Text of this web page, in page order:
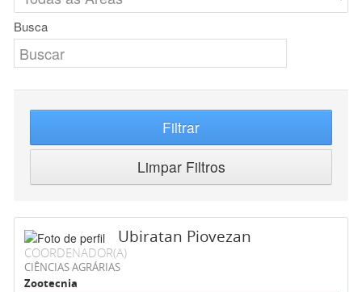
Busca
Filtrar
Limpar Filtros
Ubiratan Piovezan
COORDENADOR(A)
CIÊNCIAS AGRÁRIAS
Zootecnia